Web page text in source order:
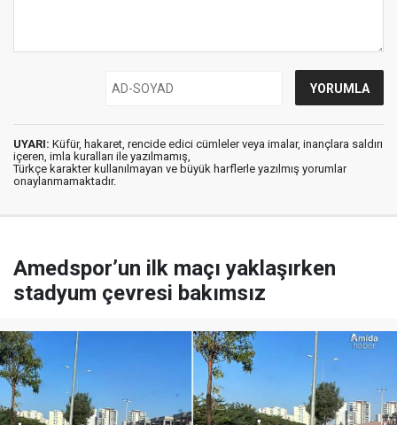
UYARI: Küfür, hakaret, rencide edici cümleler veya imalar, inançlara saldırı
içeren, imla kuralları ile yazılmamış,
Türkçe karakter kullanılmayan ve büyük harflerle yazılmış yorumlar
onaylanmamaktadır.
Amedspor’un ilk maçı yaklaşırken
stadyum çevresi bakımsız